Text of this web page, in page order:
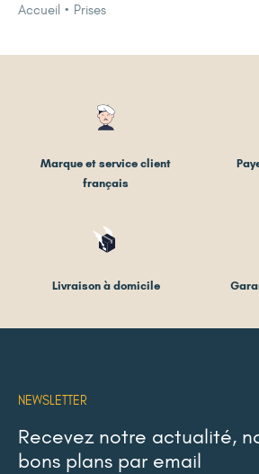
Accueil Prises
Marque et service client
français
Livraison à domicile
NEWSLETTER
Recevez notre actualité,
bons plans par email